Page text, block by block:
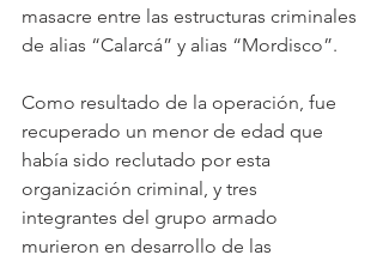
masacre entre las estructuras criminales
de alias “Calarcá” y alias “Mordisco”.
Como resultado de la operación, fue
recuperado un menor de edad que
había sido reclutado por esta
organización criminal, y tres
integrantes del grupo armado
murieron en desarrollo de las